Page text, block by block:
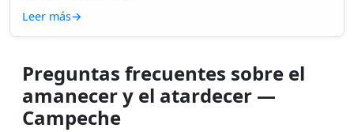
Leer más→
Preguntas frecuentes sobre el
amanecer y el atardecer —
Campeche